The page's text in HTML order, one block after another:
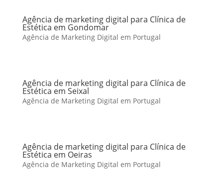
Agência de marketing digital para Clínica de
Estética em Gondomar
Agência de Marketing Digital em Portugal
Agência de marketing digital para Clínica de
Estética em Seixal
Agência de Marketing Digital em Portugal
Agência de marketing digital para Clínica de
Estética em Oeiras
Agência de Marketing Digital em Portugal